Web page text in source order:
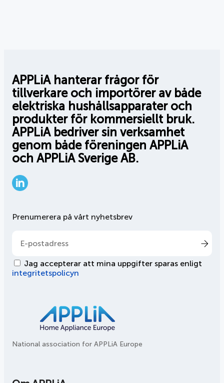
APPLiA hanterar frågor för
tillverkare och importörer av både
elektriska hushållsapparater och
produkter för kommersiellt bruk.
APPLiA bedriver sin verksamhet
genom både föreningen APPLiA
och APPLiA Sverige AB.
National association for APPLiA Europe
Prenumerera på vårt nyhetsbrev
Jag accepterar att mina uppgifter sparas enligt
integritetspolicyn